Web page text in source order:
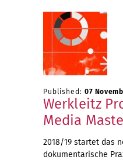
Published: 07
Werkleitz
Media
2018/19 startet das
dokumentarische